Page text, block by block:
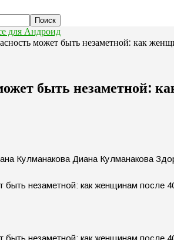
для Андроид
может быть незаметной: как
быть незаметной:
Кулманакова Диана Кулманакова